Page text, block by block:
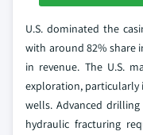
U.S. dominated the
with around 82% share
in revenue. The U.S.
exploration, particularly
wells. Advanced
hydraulic fracturing